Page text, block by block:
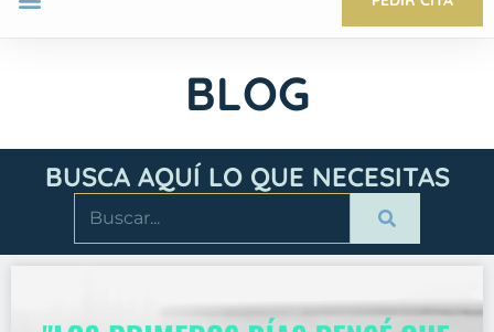
BLOG
BUSCA AQUÍ LO QUE NECESITAS